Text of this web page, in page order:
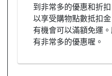
到非常多的優惠和折
以享受購物點數抵扣
有機會可以滿額免運
有非常多的優惠喔。